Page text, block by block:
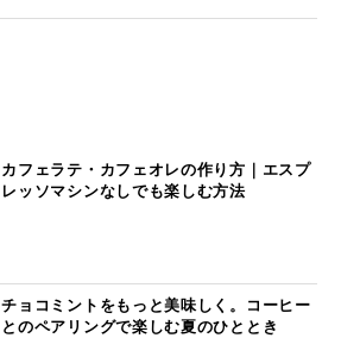
カフェラテ・カフェオレの作り方｜エスプ
レッソマシンなしでも楽しむ方法
チョコミントをもっと美味しく。コーヒー
とのペアリングで楽しむ夏のひととき